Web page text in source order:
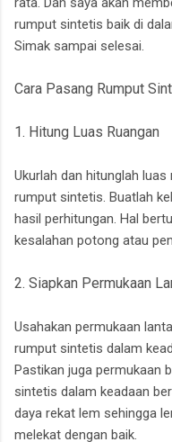
rumput sintetis baik di
Simak sampai selesai.
Cara Pasang Rumput
1. Hitung Luas Ruangan
Ukurlah dan hitunglah
rumput sintetis. Buatlah
hasil perhitungan. Hal
kesalahan potong atau
2. Siapkan Permukaan
Usahakan permukaan
rumput sintetis dalam
Pastikan juga permukaan
sintetis dalam keadaan
daya rekat lem sehingga
melekat dengan baik.